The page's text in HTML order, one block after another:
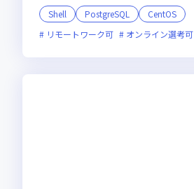
Shell
PostgreSQL
CentOS
リモートワーク可
オンライン選考可